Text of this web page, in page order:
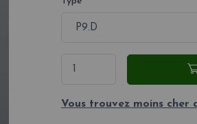
Vous trouvez moins cher